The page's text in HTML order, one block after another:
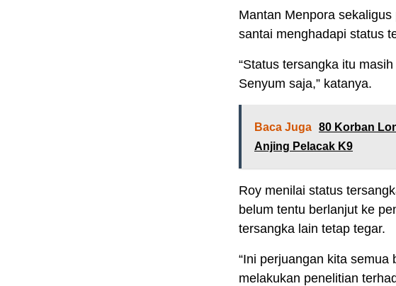
Mantan Menpora
santai menghadapi status
“Status tersangka itu
Senyum saja,” katanya.
Baca Juga 80 Korban
Anjing Pelacak K9
Roy menilai status
belum tentu berlanjut ke
tersangka lain tetap tegar.
“Ini perjuangan kita
melakukan penelitian